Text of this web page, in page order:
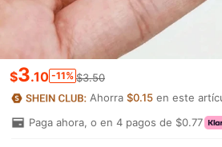
$3.10 -11% $3.50
Ahorra$0.15 en este
Paga ahora, o en 4 pagos de $0.77